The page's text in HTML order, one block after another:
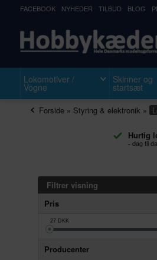
FACEBOOK NYHEDER TILBUD BLOG
Lokomotiver /
Vogne
Skinner og
startsæt
Forside» Styring & elektronik »
Hurtig
- dag til
Filtrer visning
Pris
27DKK
Producenter